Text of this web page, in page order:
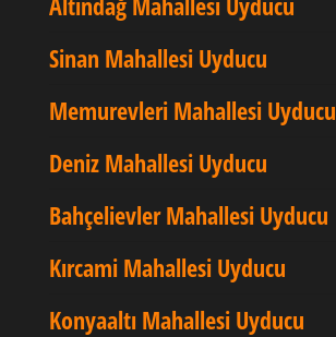
Sinan Mahallesi Uyducu
Memurevleri Mahallesi Uyducu
Deniz Mahallesi Uyducu
Bahçelievler Mahallesi Uyducu
Kırcami Mahallesi Uyducu
Konyaaltı Mahallesi Uyducu